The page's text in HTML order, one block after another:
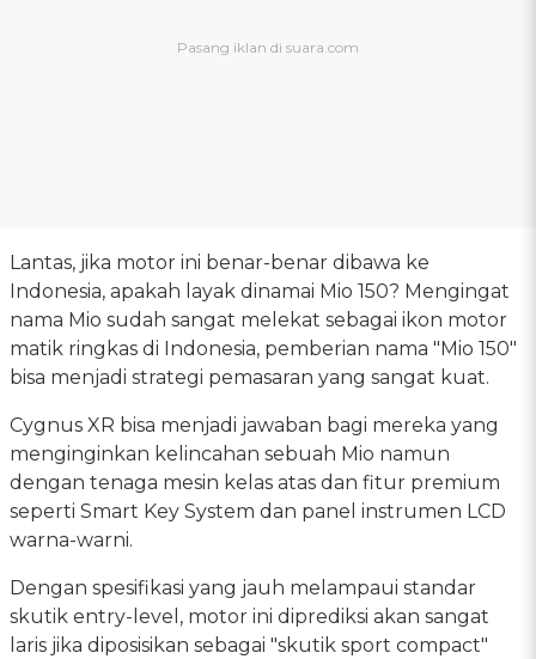
Lantas, jika motor ini benar-benar dibawa ke
Indonesia, apakah layak dinamai Mio 150? Mengingat
nama Mio sudah sangat melekat sebagai ikon motor
matik ringkas di Indonesia, pemberian nama "Mio 150"
bisa menjadi strategi pemasaran yang sangat kuat.
Cygnus XR bisa menjadi jawaban bagi mereka yang
menginginkan kelincahan sebuah Mio namun
dengan tenaga mesin kelas atas dan fitur premium
seperti Smart Key System dan panel instrumen LCD
warna-warni.
Dengan spesifikasi yang jauh melampaui standar
skutik entry-level, motor ini diprediksi akan sangat
laris jika diposisikan sebagai "skutik sport compact"